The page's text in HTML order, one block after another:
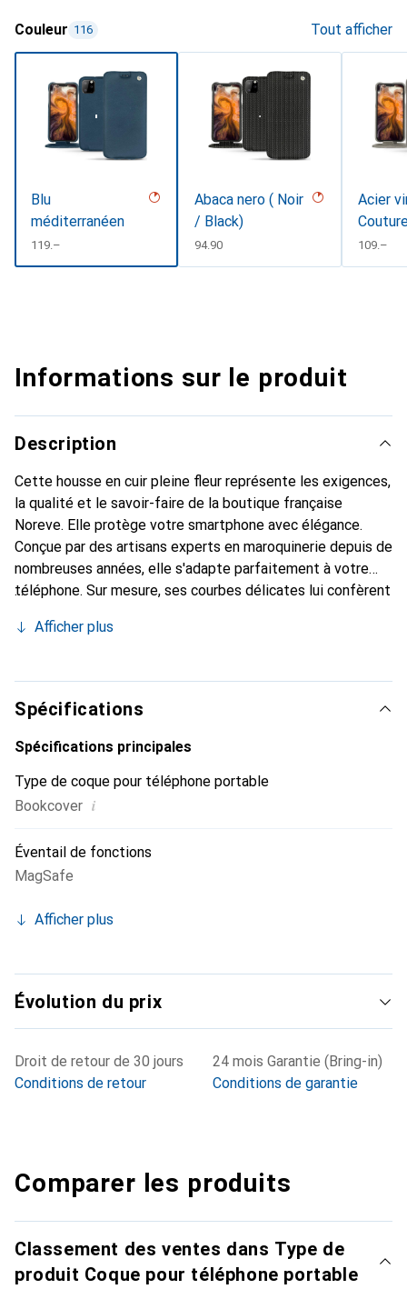
Couleur 116 Tout afficher
Blu
méditerranéen
CHF
119.–
Abaca nero ( Noir
/ Black)
CHF
94.90
Acier
CHF
109.–
Informations sur le produit
Description
Cette housse en cuir pleine fleur représente les exigences,
la qualité et le savoir-faire de la boutique française
Noreve. Elle protège votre smartphone avec élégance.
Conçue par des artisans experts en maroquinerie depuis de
nombreuses années, elle s'adapte parfaitement à votre
téléphone. Sur mesure, ses courbes délicates lui confèrent
chic et essentiel de votre smartphone. Reconnu
marque Noreve est un choix sûr pour une clientèle
exigeante.
Afficher plus
Spécifications
Spécifications principales
Type de coque pour téléphone portable
Bookcover i
Éventail de fonctions
MagSafe
Afficher plus
Évolution du prix
Droit de retour de 30 jours
Conditions de retour
24 mois Garantie (Bring-in)
Conditions de garantie
Comparer les produits
Classement des ventes dans Type de
produit Coque pour téléphone portable